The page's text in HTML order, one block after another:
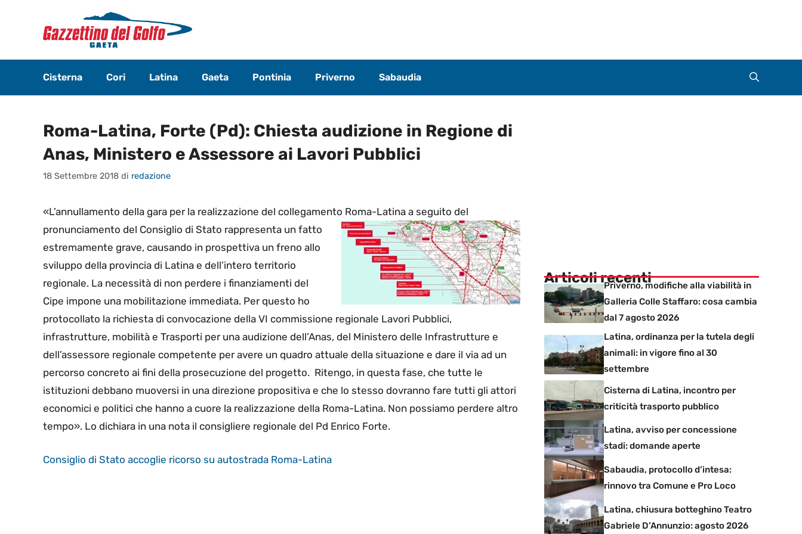
contenuto
Cisterna Cori Latina Gaeta Pontinia Priverno Sabaudia
Roma-Latina, Forte (Pd): Chiesta audizione in Regione di
Anas, Ministero e Assessore ai Lavori Pubblici
18 Settembre 2018 di redazione
«L’annullamento della gara per la realizzazione del collegamento Roma-Latina a seguito del
pronunciamento del Consiglio di Stato rappresenta un fatto
estremamente grave, causando in prospettiva un freno allo
sviluppo della provincia di Latina e dell’intero territorio
regionale. La necessità di non perdere i finanziamenti del
Cipe impone una mobilitazione immediata. Per questo ho
protocollato la richiesta di convocazione della VI commissione regionale Lavori Pubblici,
infrastrutture, mobilità e Trasporti per una audizione dell’Anas, del Ministero delle Infrastrutture e
dell’assessore regionale competente per avere un quadro attuale della situazione e dare il via ad un
percorso concreto ai fini della prosecuzione del progetto. Ritengo, in questa fase, che tutte le
istituzioni debbano muoversi in una direzione propositiva e che lo stesso dovranno fare tutti gli attori
economici e politici che hanno a cuore la realizzazione della Roma-Latina. Non possiamo perdere altro
tempo». Lo dichiara in una nota il consigliere regionale del Pd Enrico Forte.
Consiglio di Stato accoglie ricorso su autostrada Roma-Latina
Articoli recentiPriverno, modifiche alla viabilità in
Galleria Colle Staffaro: cosa cambia
dal 7 agosto 2026
Latina, ordinanza per la tutela degli
animali: in vigore fino al 30
settembre
Cisterna di Latina, incontro per
criticità trasporto pubblico
Latina, avviso per concessione
stadi: domande aperte
Sabaudia, protocollo d’intesa:
rinnovo tra Comune e Pro Loco
Latina, chiusura botteghino Teatro
Gabriele D’Annunzio: agosto 2026